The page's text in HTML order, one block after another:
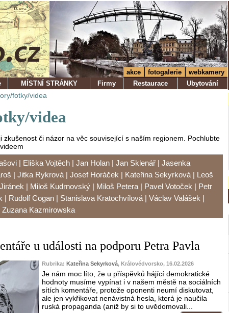
akce fotogalerie
webkamery
MÍSTNÍ STRÁNKY Firmy Restaurace Ubytování
fotky/videa
videa
zkušenost či názor na věc související s naším regionem. Pochlubte
| Eliška Vojtěch | Jan Holan | Jan Sklenář | Jasenka
| Jitka Rykrová | Josef Horáček | Kateřina Sekyrková | Leoš
| Miloš Kudrnovský | Miloš Petera | Pavel Votoček | Petr
| Rudolf Cogan | Stanislava Kratochvílová | Václav Valášek |
Zuzana Kazmirowska
u události na podporu Petra Pavla
Rubrika: Kateřina Sekyrková, Královédvorsko, 16.02.2026
Je nám moc líto, že u příspěvků hájící demokratické
hodnoty musíme vypínat i v našem městě na sociálních
sítích komentáře, protože oponenti neumí diskutovat,
ale jen vykřikovat nenávistná hesla, která je naučila
ruská propaganda (aniž by si to uvědomovali...